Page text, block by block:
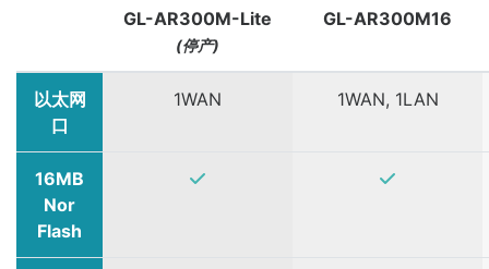
GL-AR300M-Lite
(停产)
GL-AR300M16
以太网
口
1WAN 1WAN, 1LAN
16MB
Nor
Flash